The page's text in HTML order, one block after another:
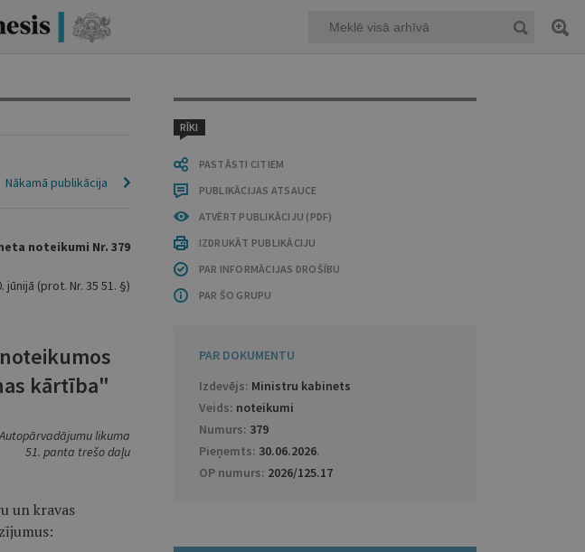
RĪKI
PASTĀSTI CITIEM
PUBLIKĀCIJAS ATSAUCE
ATVĒRT PUBLIKĀCIJU (PDF)
IZDRUKĀT PUBLIKĀCIJU
PAR INFORMĀCIJAS DROŠĪBU
PAR ŠO GRUPU
PAR DOKUMENTU
Izdevējs: Ministru kabinets
Veids: noteikumi
Numurs: 379
Pieņemts: 30.06.2026.
OP numurs: 2026/125.17
Nākamā publikācija
noteikumi Nr. 379
jūnijā (prot. Nr. 35 51. §)
kārtība"
likuma
51. panta trešo daļu
un kravas